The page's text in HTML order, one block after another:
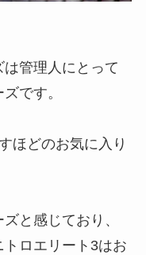
管理人にとって
です。
ほどのお気に入り
と感じており、
ロエリート3はお